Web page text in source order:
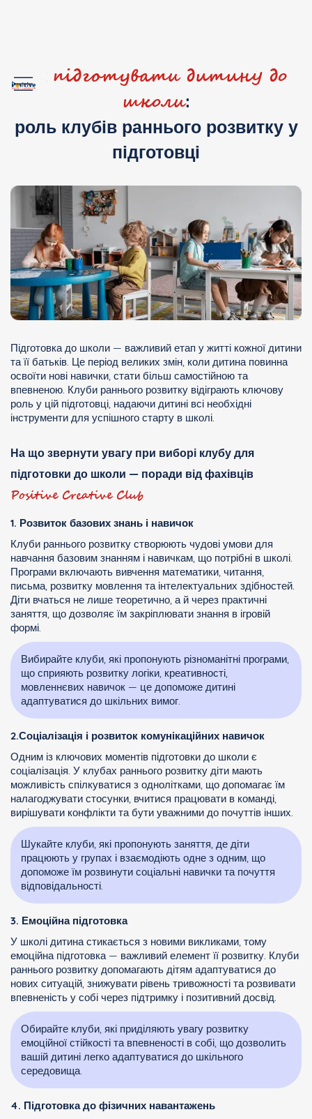
Як підготувати дитину до
школи:
роль клубів раннього розвитку у
підготовці
Підготовка до школи — важливий етап у житті кожної дитини
та її батьків. Це період великих змін, коли дитина повинна
освоїти нові навички, стати більш самостійною та
впевненою. Клуби раннього розвитку відіграють ключову
роль у цій підготовці, надаючи дитині всі необхідні
інструменти для успішного старту в школі.
На що звернути увагу при виборі клубу для
підготовки до школи — поради від фахівців
Positive Creative Club
1. Розвиток базових знань і навичок
Клуби раннього розвитку створюють чудові умови для
навчання базовим знанням і навичкам, що потрібні в школі.
Програми включають вивчення математики, читання,
письма, розвитку мовлення та інтелектуальних здібностей.
Діти вчаться не лише теоретично, а й через практичні
заняття, що дозволяє їм закріплювати знання в ігровій
формі.
Вибирайте клуби, які пропонують різноманітні програми,
що сприяють розвитку логіки, креативності,
мовленнєвих навичок — це допоможе дитині
адаптуватися до шкільних вимог.
2.Соціалізація і розвиток комунікаційних навичок
Одним із ключових моментів підготовки до школи є
соціалізація. У клубах раннього розвитку діти мають
можливість спілкуватися з однолітками, що допомагає їм
налагоджувати стосунки, вчитися працювати в команді,
вирішувати конфлікти та бути уважними до почуттів інших.
Шукайте клуби, які пропонують заняття, де діти
працюють у групах і взаємодіють одне з одним, що
допоможе їм розвинути соціальні навички та почуття
відповідальності.
3. Емоційна підготовка
У школі дитина стикається з новими викликами, тому
емоційна підготовка — важливий елемент її розвитку. Клуби
раннього розвитку допомагають дітям адаптуватися до
нових ситуацій, знижувати рівень тривожності та розвивати
впевненість у собі через підтримку і позитивний досвід.
Обирайте клуби, які приділяють увагу розвитку
емоційної стійкості та впевненості в собі, що дозволить
вашій дитині легко адаптуватися до шкільного
середовища.
4. Підготовка до фізичних навантажень